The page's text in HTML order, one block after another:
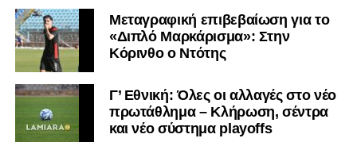
Μεταγραφική επιβεβαίωση για το
«Διπλό Μαρκάρισμα»: Στην
Κόρινθο ο Ντότης
Γ’ Εθνική: Όλες οι αλλαγές στο νέο
πρωτάθλημα – Κλήρωση, σέντρα
και νέο σύστημα playoffs